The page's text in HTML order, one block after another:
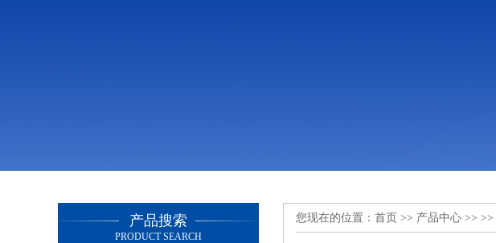
产品搜索
PRODUCT SEARCH
您现在的位置： 首页 >> 产品中心 >> >>